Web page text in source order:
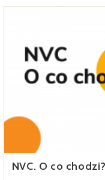
NVC. O co chodzi?